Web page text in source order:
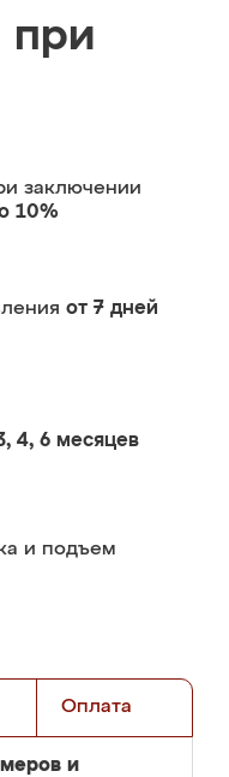
при
заключении
10%
от 7 дней
4, 6 месяцев
и подъем
Оплата
и